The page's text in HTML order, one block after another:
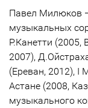
Павел Милюков
музыкальных
Р.Канетти (2005,
2007),
(Ереван, 2012), I
Астане (2008,
музыкального